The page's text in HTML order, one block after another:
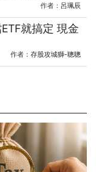
作者： 呂珮辰
就搞定 現金
作者： 存股攻城獅-聰聰